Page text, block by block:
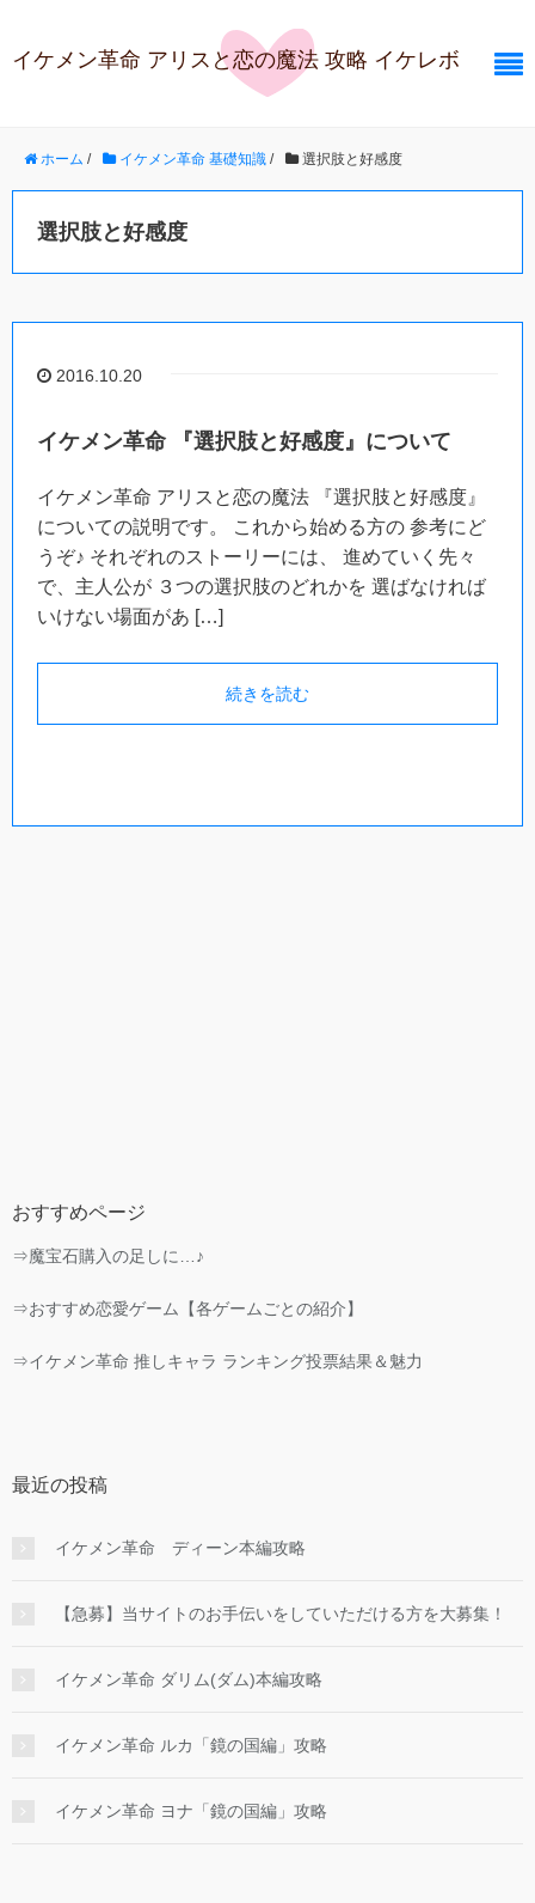
イケメン革命 アリスと恋の魔法 攻略 イケレボ
ホーム / イケメン革命 基礎知識 / 選択肢と好感度
選択肢と好感度
2016.10.20
イケメン革命 『選択肢と好感度』について
イケメン革命 アリスと恋の魔法 『選択肢と好感度』
についての説明です。 これから始める方の 参考にど
うぞ♪ それぞれのストーリーには、 進めていく先々
で、主人公が ３つの選択肢のどれかを 選ばなければ
いけない場面があ […]
続きを読む
おすすめページ
⇒魔宝石購入の足しに…♪
⇒おすすめ恋愛ゲーム【各ゲームごとの紹介】
⇒イケメン革命 推しキャラ ランキング投票結果＆魅力
最近の投稿
イケメン革命 ディーン本編攻略
【急募】当サイトのお手伝いをしていただける方を大募集！
イケメン革命 ダリム(ダム)本編攻略
イケメン革命 ルカ「鏡の国編」攻略
イケメン革命 ヨナ「鏡の国編」攻略